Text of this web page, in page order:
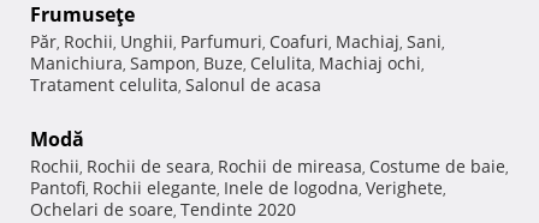
Frumuseţe
Păr, Rochii, Unghii, Parfumuri, Coafuri, Machiaj, Sani,
Manichiura, Sampon, Buze, Celulita, Machiaj ochi,
Tratament celulita, Salonul de acasa
Modă
Rochii, Rochii de seara, Rochii de mireasa, Costume de baie,
Pantofi, Rochii elegante, Inele de logodna, Verighete,
Ochelari de soare, Tendinte 2020